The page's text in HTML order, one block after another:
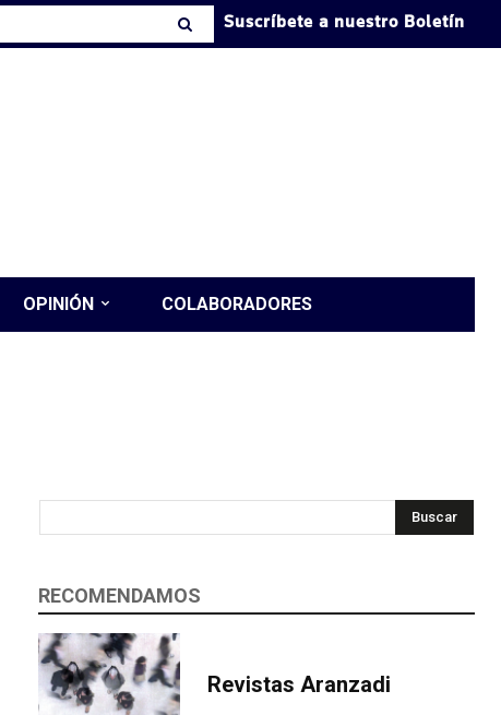
Suscríbete a nuestro Boletín
OPINIÓN COLABORADORES
Buscar
RECOMENDAMOS
Revistas Aranzadi